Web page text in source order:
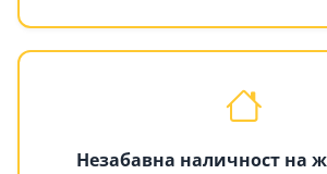
Незабавна наличност на